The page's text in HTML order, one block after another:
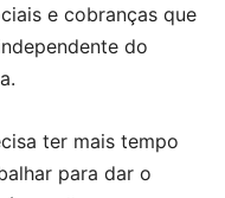
e cobranças que
do
ter mais tempo
para dar o